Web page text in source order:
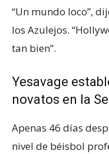
“Un mundo loco”,
los Azulejos.
tan bien”.
Yesavage
novatos en la
Apenas 46 días
nivel de béisbol